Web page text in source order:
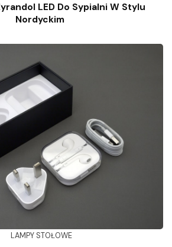
LED Do Sypialni W Stylu
Nordyckim
LAMPY STOŁOWE